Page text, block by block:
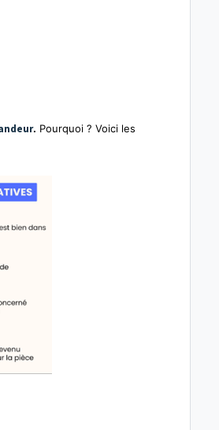
. Pourquoi ? Voici les